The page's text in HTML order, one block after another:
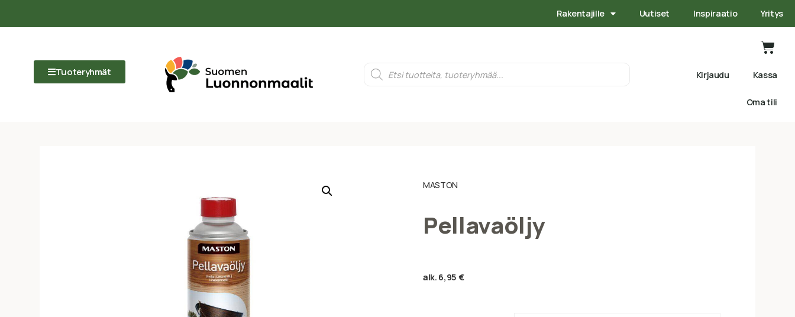
Rakentajille Uutiset Inspiraatio Yritys
Tuoteryhmät Kirjaudu Kassa
Oma tili
MASTON
Pellavaöljy
alk. 6,95 €